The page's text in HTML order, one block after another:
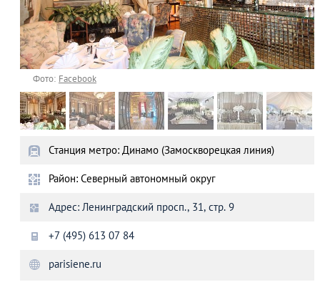
Фото: Facebook
Станция метро: Динамо (Замоскворецкая линия)
Район: Северный автономный округ
Адрес: Ленинградский просп., 31, стр. 9
+7 (495) 613 07 84
parisiene.ru